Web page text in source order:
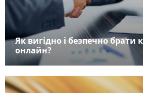
Як вигідно і безпечно брати
онлайн?